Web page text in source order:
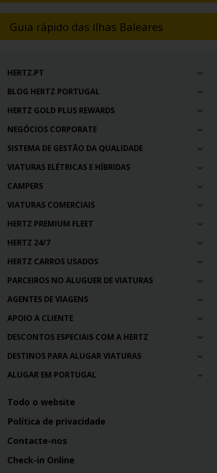
Guia rápido das Ilhas Baleares
HERTZ.PT
BLOG HERTZ PORTUGAL
HERTZ GOLD PLUS REWARDS
NEGÓCIOS CORPORATE
SISTEMA DE GESTÃO DA QUALIDADE
VIATURAS ELÉTRICAS E HÍBRIDAS
CAMPERS
VIATURAS COMERCIAIS
HERTZ PREMIUM FLEET
HERTZ 24/7
HERTZ CARROS USADOS
PARCEIROS NO ALUGUER DE VIATURAS
AGENTES DE VIAGENS
APOIO A CLIENTE
DESCONTOS ESPECIAIS COM A HERTZ
DESTINOS PARA ALUGAR VIATURAS
ALUGAR EM PORTUGAL
Todo o website
Política de privacidade
Contacte-nos
Check-in Online